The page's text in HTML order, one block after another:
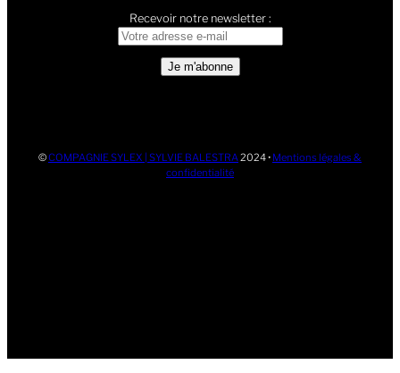
Recevoir notre newsletter :
©COMPAGNIE SYLEX | SYLVIE BALESTRA2024 • Mentions légales &
confidentialité